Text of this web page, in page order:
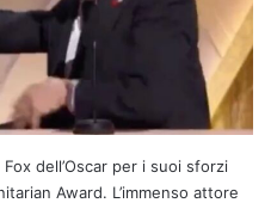
dell’Oscar per i suoi sforzi
Award. L’immenso attore